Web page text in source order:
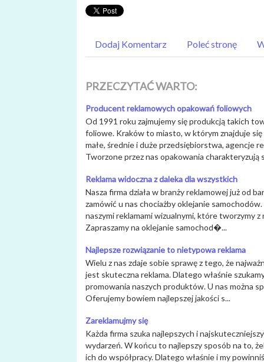
Dodaj Komentarz Poleć stronę
PRZECZYTAĆ WARTO:
Producent reklamowych opakowań foliowych
Od 1991 roku zajmujemy się produkcją takich
foliowe. Kraków to miasto, w którym znajduje się
małe, średnie i duże przedsiębiorstwa, agencje
Tworzone przez nas opakowania charakteryzują
Reklama widoczna z daleka dla wszystkich
Nasza firma działa w branży reklamowej już od
zamówić u nas chociażby oklejanie
naszymi reklamami wizualnymi, które tworzymy
Zapraszamy na oklejanie samochod�...
Najlepsze rozwiązanie to nietypowa reklama
Wielu z nas zdaje sobie sprawę z tego, że
jest skuteczna reklama. Dlatego właśnie
promowania naszych produktów. U nas można
Oferujemy bowiem najlepszej jakości s...
Zareklamujmy się
Każda firma szuka najlepszych i
wydarzeń. W końcu to najlepszy sposób na to,
ich do współpracy. Dlatego właśnie i my